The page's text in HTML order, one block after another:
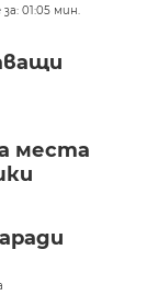
01:05 мин.
места